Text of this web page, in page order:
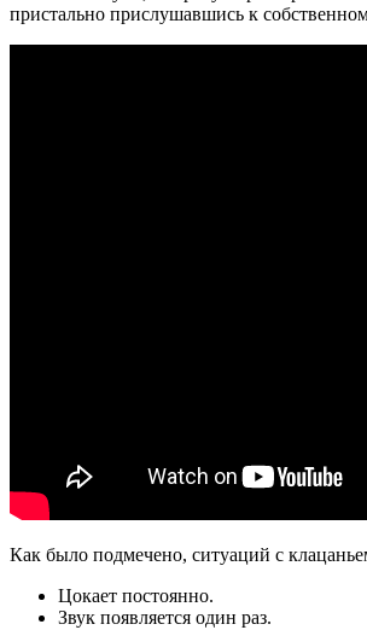
пристально прислушавшись к
Как было подмечено, ситуаций с
Цокает постоянно.
Звук появляется один раз.